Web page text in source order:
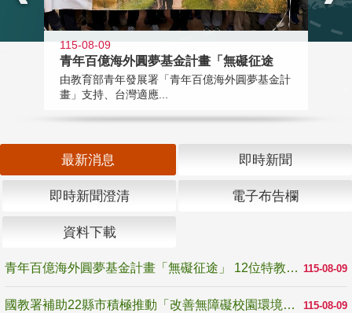
115-08-09
青年百億海外圓夢基金計畫「無礙征途
由教育部青年發展署「青年百億海外圓夢基金計
畫」支持、台灣適應...
最新消息 即時新聞
即時新聞澄清 電子布告欄
資料下載
115-08-09
青年百億海外圓夢基金計畫「無礙征途」 12位特教與弱勢青年勇闖西班牙 跨越感官限制見證生命蛻變
115-08-09
國教署補助22縣市積極推動「改善無障礙校園環境計畫」 打造友善、安全、無礙學習空間